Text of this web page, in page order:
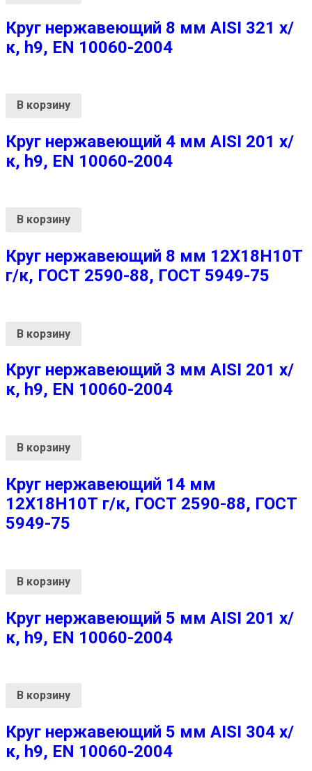
Круг нержавеющий 8 мм AISI 321 х/
к, h9, EN 10060-2004
В корзину
Круг нержавеющий 4 мм AISI 201 х/
к, h9, EN 10060-2004
В корзину
Круг нержавеющий 8 мм 12Х18Н10Т
г/к, ГОСТ 2590-88, ГОСТ 5949-75
В корзину
Круг нержавеющий 3 мм AISI 201 х/
к, h9, EN 10060-2004
В корзину
Круг нержавеющий 14 мм
12Х18Н10Т г/к, ГОСТ 2590-88, ГОСТ
5949-75
В корзину
Круг нержавеющий 5 мм AISI 201 х/
к, h9, EN 10060-2004
В корзину
Круг нержавеющий 5 мм AISI 304 х/
к, h9, EN 10060-2004